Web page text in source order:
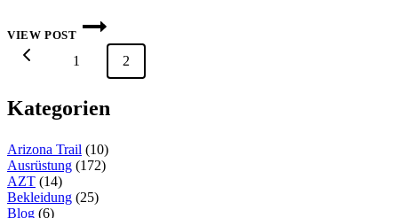
VIEW POST
TRAVELLUNCH
K1000
COMPACT
RATION
“BLOCK”
Seitennavigation
Vorherige 1 2
Kategorien
Arizona Trail (10)
Ausrüstung (172)
AZT (14)
Bekleidung (25)
Blog (6)